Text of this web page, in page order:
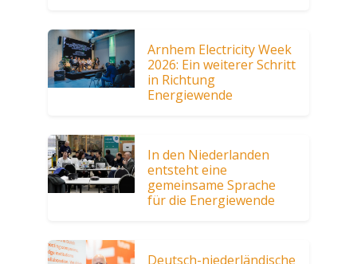
Arnhem Electricity Week
2026: Ein weiterer Schritt
in Richtung
Energiewende
In den Niederlanden
entsteht eine
gemeinsame Sprache
für die Energiewende
Deutsch-niederländische